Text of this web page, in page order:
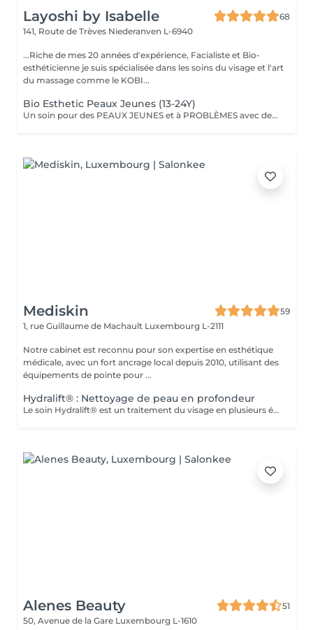
Layoshi by Isabelle
68
141, Route de Trèves Niederanven L-6940
...Riche de mes 20 années d'expérience, Facialiste et Bio-
esthéticienne je suis spécialisée dans les soins du visage et l'art
du massage comme le KOBI...
Bio Esthetic Peaux Jeunes (13-24Y)
Un soin pour des PEAUX JEUNES et à PROBLÈMES avec des produits 100% BIO (anti inflammatoire, calmant et cicatrisant). L'accent est mis sur le nettoyage avec désincrustation profonde des impuretés.
Mediskin
59
1, rue Guillaume de Machault Luxembourg L-2111
Notre cabinet est reconnu pour son expertise en esthétique
médicale, avec un fort ancrage local depuis 2010, utilisant des
équipements de pointe pour ...
Hydralift® : Nettoyage de peau en profondeur
Le soin Hydralift® est un traitement du visage en plusieurs étapes, conçu pour nettoyer, exfolier et hydrater en profondeur. Il s'agit d'une méthode de réjuvénation cutanée utilisant des agents hydratants et liftants pour améliorer l'apparence et la texture de la peau. Avantages : -Hydratation en profondeur et amélioration de l'élasticité de la peau. -Réduction des rides et des ridules. -Réduction des imperfections cutaées -Cernes Adaptabilité : -Le soin Hydralift® est adapté à tous les types de peaux et est très populaire pour ses bienfaits sur la peau. Complément de Soin: - Pour optimiser les résultats du soin et limiter l'éviction sociale, une séance de luminothérapie est incluse. Celle-ci aide à réduire les inflammations, stimuler la production de collagène et améliorer la cicatrisation de la peau. Contre-indications : -Déconseillé aux femmes enceintes ou allaitantes. Lors de la première séance, nous établirons ensemble vos objectifs et déterminerons le type de peeling le plus adapté à votre peau. Pour toute question, n'hésitez pas à nous contacter ou réserver un rendez-vous conseil gratuit.
Alenes Beauty
51
50, Avenue de la Gare Luxembourg L-1610